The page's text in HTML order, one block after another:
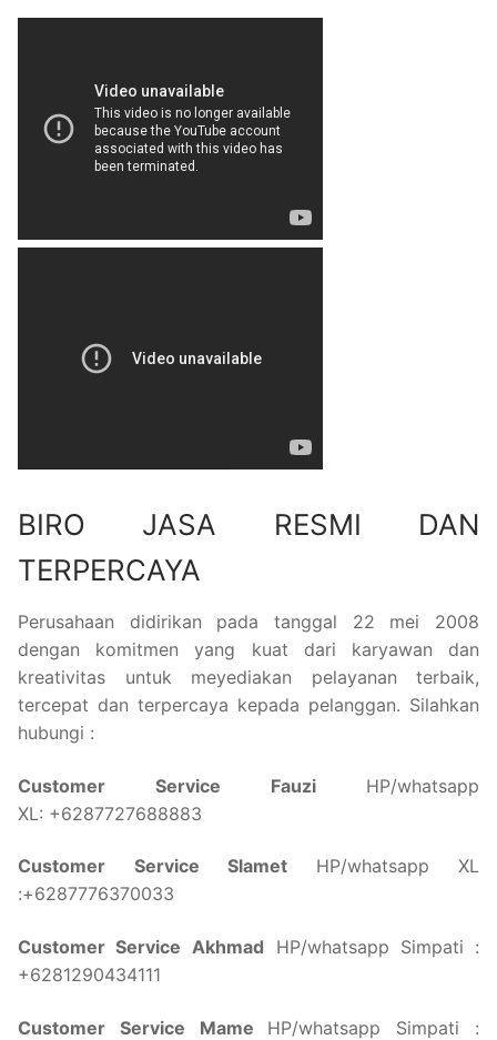
BIRO JASA RESMI DAN
TERPERCAYA
Perusahaan didirikan pada tanggal 22 mei 2008
dengan komitmen yang kuat dari karyawan dan
kreativitas untuk meyediakan pelayanan terbaik,
tercepat dan terpercaya kepada pelanggan. Silahkan
hubungi :
Customer Service Fauzi HP/whatsapp
XL: +6287727688883
Customer Service Slamet HP/whatsapp XL
:+6287776370033
Customer Service Akhmad HP/whatsapp Simpati :
+6281290434111
Customer Service Mame HP/whatsapp Simpati :